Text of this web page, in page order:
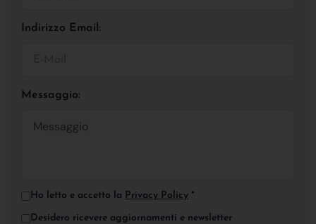
Indirizzo Email:
Messaggio:
Ho letto e accetto la Privacy Policy *
Desidero ricevere aggiornamenti e newsletter